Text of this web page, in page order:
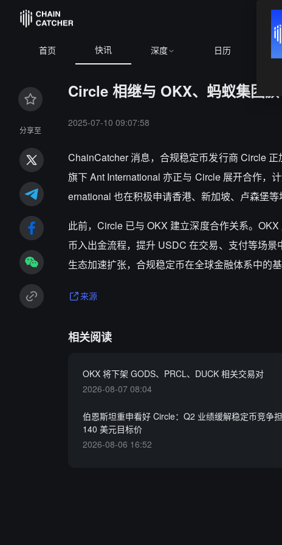
首页 快讯 深度 日历
BTC +0.75%
分享至
Circle 相继与 OKX、蚂蚁集团
2025-07-10 09:07:58
ChainCatcher 消息，合规稳定币发行商 Circle
旗下 Ant International 亦正与 Circle 展开合作，
ernational 也在积极申请香港、新加坡、卢森堡等
此前，Circle 已与 OKX 建立深度合作关系。
币入出金流程，提升 USDC 在交易、支付等场
生态加速扩张，合规稳定币在全球金融体系中的
来源
相关阅读
OKX 将下架 GODS、PRCL、DUCK 相关交易对
2026-08-07 08:04
伯恩斯坦重申看好 Circle：Q2 业绩缓解稳定币竞争
140 美元目标价
2026-08-06 16:52